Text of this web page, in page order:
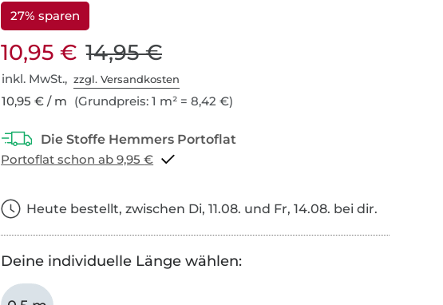
27% sparen
10,95 € 14,95 €
inkl. MwSt.,zzgl. Versandkosten
10,95 € / m (Grundpreis: 1 m² = 8,42 €)
Portoflat schon ab 9,95 €
Heute bestellt, zwischen Di, 11.08. und Fr, 14.08. bei dir.
Deine individuelle Länge wählen: